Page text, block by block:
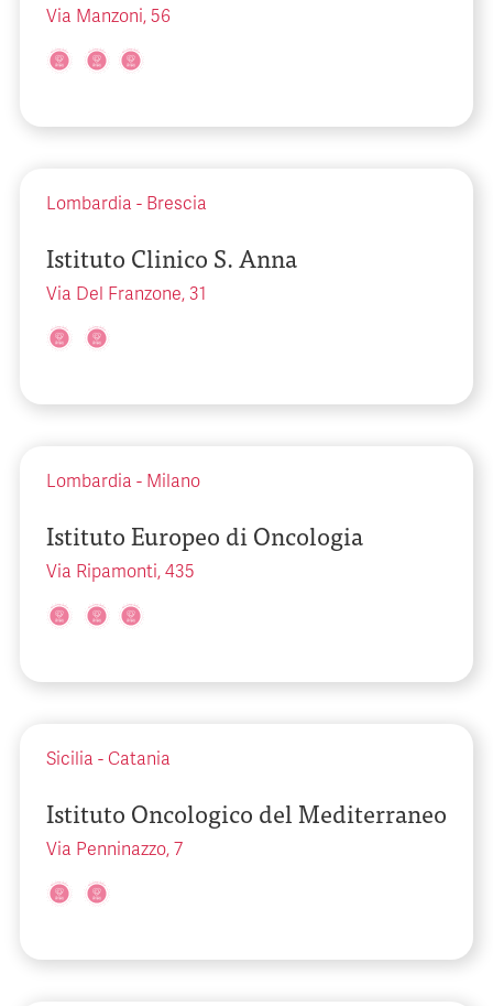
Via Manzoni, 56
Lombardia - Brescia
Istituto Clinico S. Anna
Via Del Franzone, 31
Lombardia - Milano
Istituto Europeo di Oncologia
Via Ripamonti, 435
Sicilia - Catania
Istituto Oncologico del Mediterraneo
Via Penninazzo, 7